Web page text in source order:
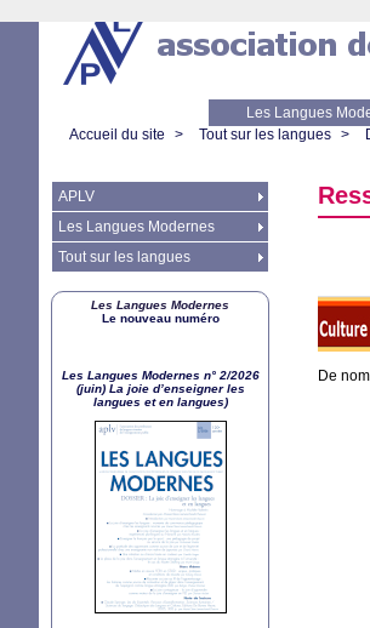
Les Langues
Accueil du site > Tout sur les langues >
De
APLV
Les Langues Modernes
Tout sur les langues
Les Langues Modernes
Le nouveau numéro
Les Langues Modernes n° 2/2026
(juin) La joie d’enseigner les
langues et en langues)